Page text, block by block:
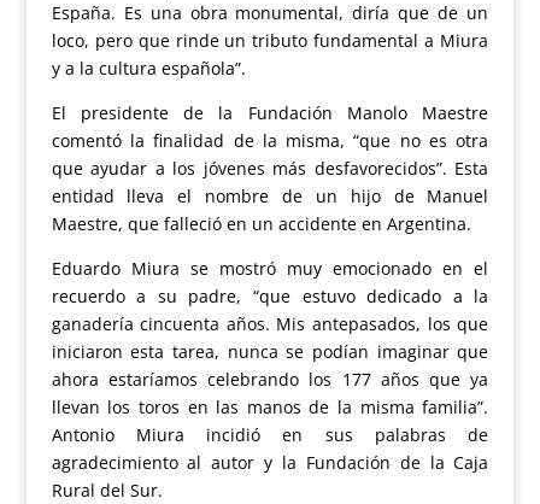
España. Es una obra monumental, diría que de un
loco, pero que rinde un tributo fundamental a Miura
y a la cultura española”.
El presidente de la Fundación Manolo Maestre
comentó la finalidad de la misma, “que no es otra
que ayudar a los jóvenes más desfavorecidos”. Esta
entidad lleva el nombre de un hijo de Manuel
Maestre, que falleció en un accidente en Argentina.
Eduardo Miura se mostró muy emocionado en el
recuerdo a su padre, “que estuvo dedicado a la
ganadería cincuenta años. Mis antepasados, los que
iniciaron esta tarea, nunca se podían imaginar que
ahora estaríamos celebrando los 177 años que ya
llevan los toros en las manos de la misma familia”.
Antonio Miura incidió en sus palabras de
agradecimiento al autor y la Fundación de la Caja
Rural del Sur.